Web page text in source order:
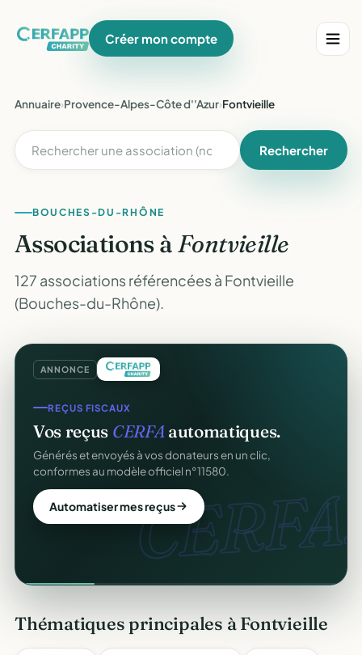
Créer mon compte
Annuaire›Provence-Alpes-Côte d''Azur›Fontvieille
Rechercher
BOUCHES-DU-RHÔNE
Associations àFontvieille
127 associations référencées à Fontvieille
(Bouches-du-Rhône).
ANNONCE
CERFA.
REÇUS FISCAUX
Vos reçus CERFAautomatiques.
Générés et envoyés à vos donateurs en un clic,
conformes au modèle officiel n°11580.
Automatiser mes reçus
Thématiques principales à Fontvieille